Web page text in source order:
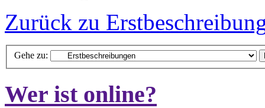
Zurück zu
Gehe zu:
Wer ist online?